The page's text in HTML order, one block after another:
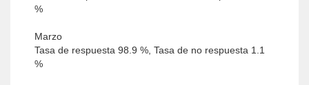
%
Marzo
Tasa de respuesta 98.9 %, Tasa de no respuesta 1.1
%